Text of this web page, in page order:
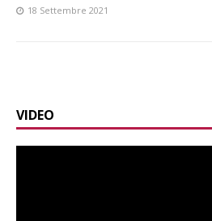
18 Settembre 2021
VIDEO